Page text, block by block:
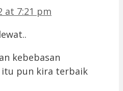
at 7:21 pm
kebebasan
itu pun kira terbaik